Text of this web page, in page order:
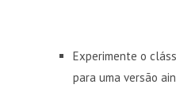
Experimente o
para uma versão